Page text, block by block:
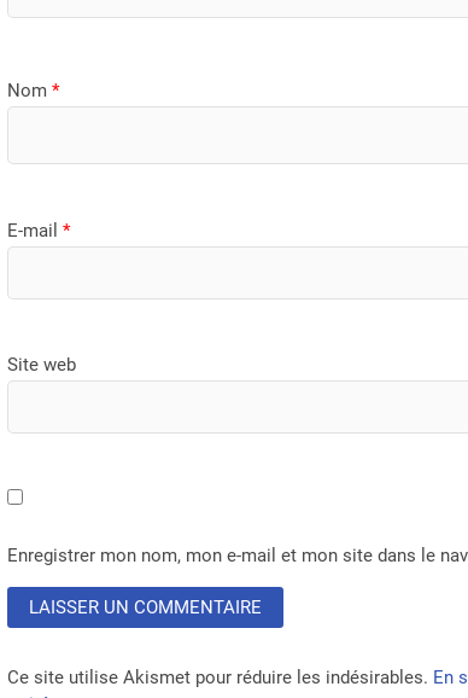
Nom*
E-mail*
Site web
Enregistrer mon nom, mon e-mail et mon site dans le
Ce site utilise Akismet pour réduire les indésirables. En